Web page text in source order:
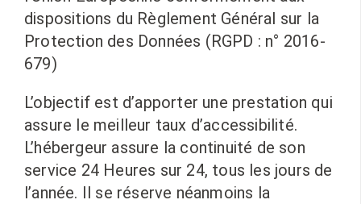
dispositions du Règlement Général sur la
Protection des Données (RGPD : n° 2016-
679)
L’objectif est d’apporter une prestation qui
assure le meilleur taux d’accessibilité.
L’hébergeur assure la continuité de son
service 24 Heures sur 24, tous les jours de
l’année. Il se réserve néanmoins la